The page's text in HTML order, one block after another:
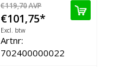
€119,70AVP
€101,75*
Excl. btw
Artnr:
702400000022